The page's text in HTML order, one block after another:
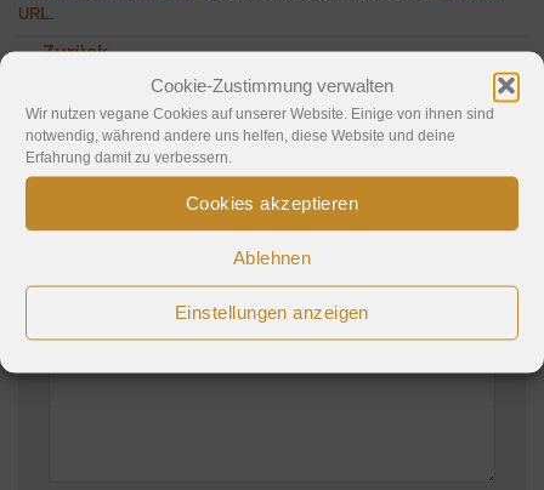
Cookie-Zustimmung verwalten
Wir nutzen vegane Cookies auf unserer Website. Einige von ihnen sind
notwendig, während andere uns helfen, diese Website und deine
Erfahrung damit zu verbessern.
Cookies akzeptieren
Ablehnen
Einstellungen anzeigen
URL
←Zurück
Deine E-Mail-Adresse wird nicht veröffentlicht.